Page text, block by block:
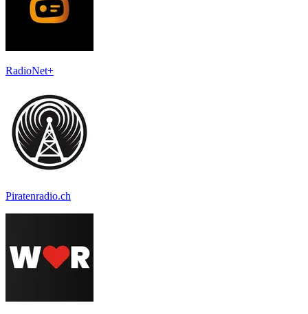
RadioNet+
Piratenradio.ch